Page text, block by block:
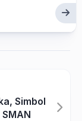
Simbol